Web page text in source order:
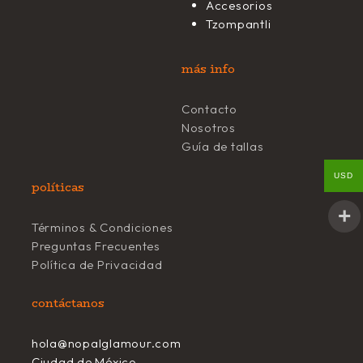
Accesorios
Tzompantli
más info
Contacto
Nosotros
Guía de tallas
políticas
Términos & Condiciones
Preguntas Frecuentes
Política de Privacidad
contáctanos
hola@nopalglamour.com
USD